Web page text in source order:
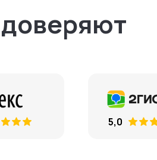
5,0